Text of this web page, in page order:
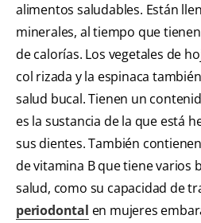
alimentos saludables. Están
minerales, al tiempo que
de calorías. Los vegetales de
col rizada y la espinaca
salud bucal. Tienen un
es la sustancia de la que está
sus dientes. También
de vitamina B que tiene varios
salud, como su capacidad de
periodontal en mujeres